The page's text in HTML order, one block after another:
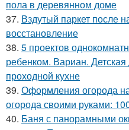
пола в деревянном доме
37. Вздутый паркет после
восстановление
38. 5 проектов
ребенком. Вариан.
проходной кухне
39. Оформления огорода
огорода своими руками:
40. Баня с панорамными